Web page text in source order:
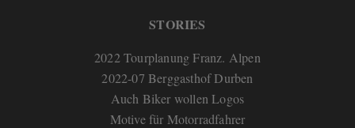
STORIES
2022 Tourplanung Franz. Alpen
2022-07 Berggasthof Durben
Auch Biker wollen Logos
Motive für Motorradfahrer